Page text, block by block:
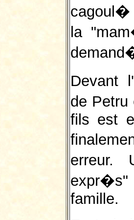
cagoul�
la
Devant
de
fils est
erreur.
expr�s"
famille.